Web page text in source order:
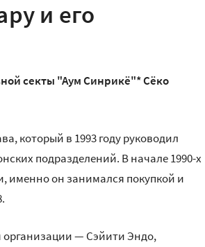
и его
секты "Аум Синрикё"* Сёко
который в 1993 году руководил
подразделений. В начале 1990-х
именно он занимался покупкой и
— Сэйити Эндо,